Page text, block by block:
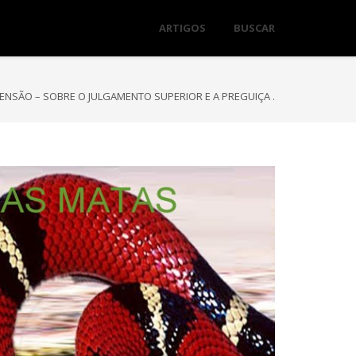
ARTIGOS BUSCAR
– SOBRE O JULGAMENTO SUPERIOR E A PREGUIÇA .